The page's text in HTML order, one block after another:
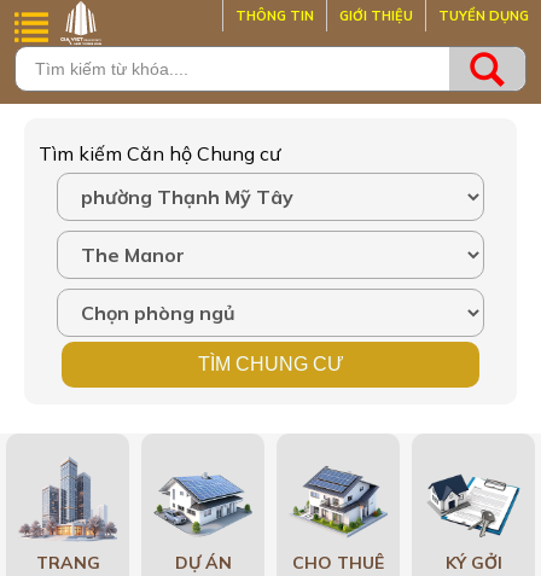
THÔNG TIN GIỚI THIỆU TUYỂN DỤNG
Tìm kiếm Căn hộ Chung cư
TRANG
DỰ ÁN CHO THUÊ KÝ GỞI